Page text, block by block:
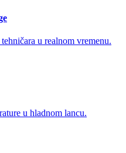
u realnom vremenu.
u hladnom lancu.